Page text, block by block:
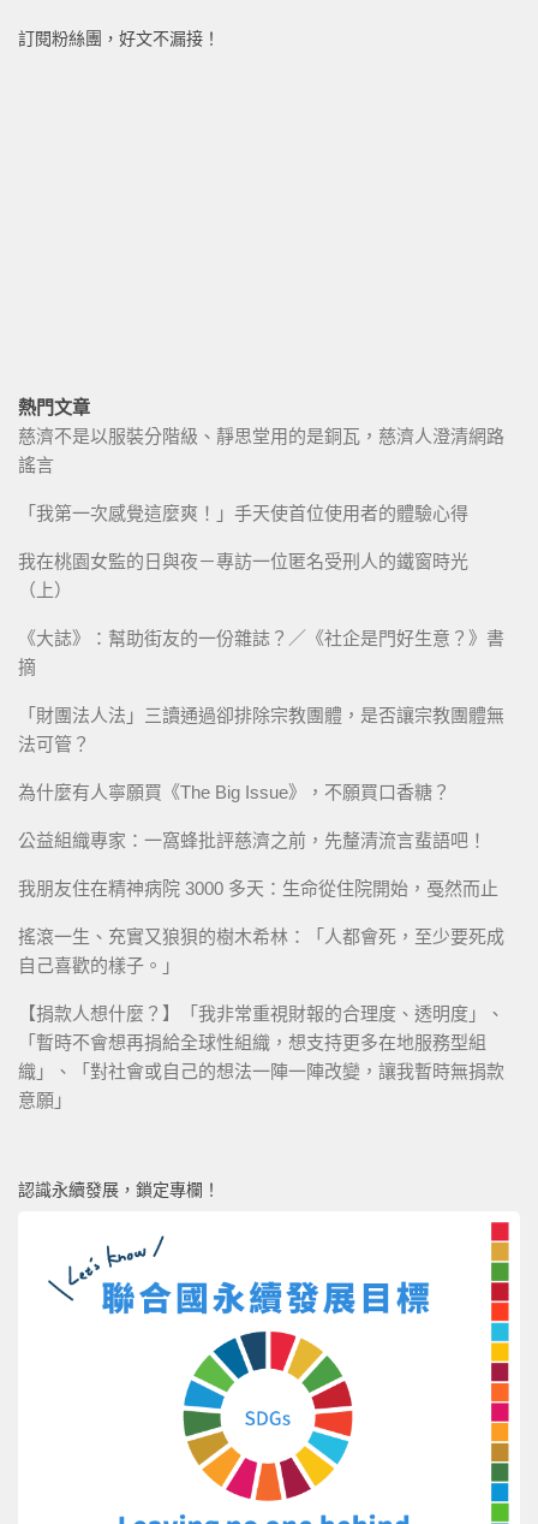
訂閱粉絲團，好文不漏接！
熱門文章
慈濟不是以服裝分階級、靜思堂用的是銅瓦，慈濟人澄清網路
謠言
「我第一次感覺這麼爽！」手天使首位使用者的體驗心得
我在桃園女監的日與夜－專訪一位匿名受刑人的鐵窗時光
（上）
《大誌》：幫助街友的一份雜誌？／《社企是門好生意？》書
摘
「財團法人法」三讀通過卻排除宗教團體，是否讓宗教團體無
法可管？
為什麼有人寧願買《The Big Issue》，不願買口香糖？
公益組織專家：一窩蜂批評慈濟之前，先釐清流言蜚語吧！
我朋友住在精神病院 3000 多天：生命從住院開始，戞然而止
搖滾一生、充實又狼狽的樹木希林：「人都會死，至少要死成
自己喜歡的樣子。」
【捐款人想什麼？】「我非常重視財報的合理度、透明度」、
「暫時不會想再捐給全球性組織，想支持更多在地服務型組
織」、「對社會或自己的想法一陣一陣改變，讓我暫時無捐款
意願」
認識永續發展，鎖定專欄！